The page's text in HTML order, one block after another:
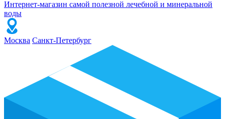
Интернет-магазин самой полезной лечебной и минеральной
воды
Москва Санкт-Петербург